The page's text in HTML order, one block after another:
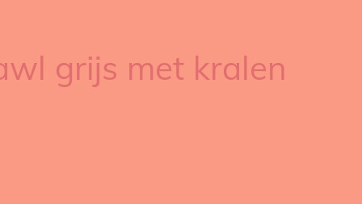
grijs met kralen